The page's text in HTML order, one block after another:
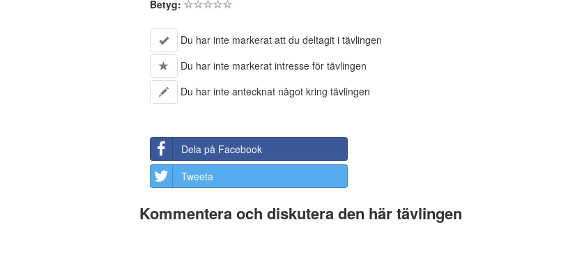
Betyg:
Du har inte markerat att du deltagit i tävlingen
Du har inte markerat intresse för tävlingen
Du har inte antecknat något kring tävlingen
Dela på Facebook
Tweeta
Kommentera och diskutera den här tävlingen